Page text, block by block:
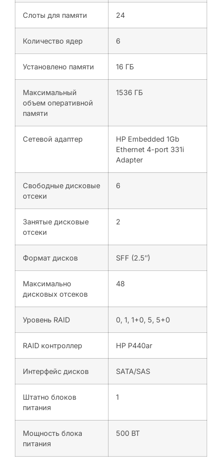
Слоты для памяти 24
Количество ядер 6
Установлено памяти 16 ГБ
Максимальный
объем оперативной
памяти
1536 ГБ
Сетевой адаптер
HP Embedded 1Gb
Ethernet 4-port 331i
Adapter
Свободные дисковые
отсеки
6
Занятые дисковые
отсеки
2
Формат дисков SFF (2.5″)
Максимально
дисковых отсеков
48
Уровень RAID 0, 1, 1+0, 5, 5+0
RAID контроллер HP P440ar
Интерфейс дисков SATA/SAS
Штатно блоков
питания
1
Мощность блока
питания
500 ВТ